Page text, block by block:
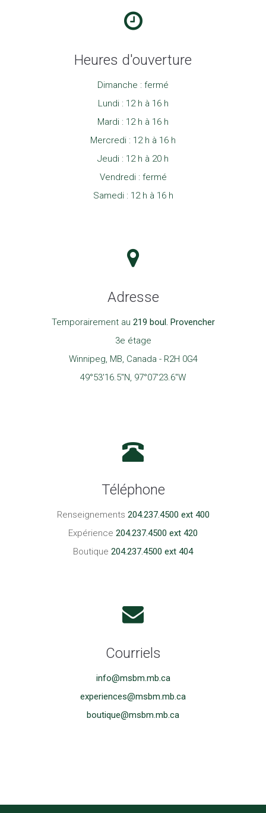
Heures d'ouverture
Dimanche : fermé
Lundi : 12 h à 16 h
Mardi : 12 h à 16 h
Mercredi : 12 h à 16 h
Jeudi : 12 h à 20 h
Vendredi : fermé
Samedi : 12 h à 16 h
Adresse
Temporairement au 219 boul. Provencher
3e étage
Winnipeg, MB, Canada - R2H 0G4
49°53'16.5"N, 97°07'23.6"W
Téléphone
Renseignements 204.237.4500 ext 400
Expérience 204.237.4500 ext 420
Boutique 204.237.4500 ext 404
Courriels
info@msbm.mb.ca
experiences@msbm.mb.ca
boutique@msbm.mb.ca